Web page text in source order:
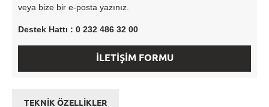
veya bize bir e-posta yazınız.
Destek Hattı : 0 232 486 32 00
İLETİŞİM FORMU
TEKNİK ÖZELLİKLER